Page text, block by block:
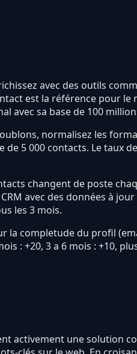
avec des outils
est la référence pour le
avec sa base de 100
normalisez les
5 000 contacts. Le taux
changent de poste
avec des données à
les 3 mois.
la completude du profil
: +20, 3 a 6 mois : +10,
activement une solution